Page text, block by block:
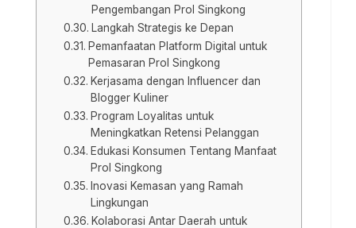
Pengembangan Prol Singkong
Langkah Strategis ke Depan
Pemanfaatan Platform Digital untuk
Pemasaran Prol Singkong
Kerjasama dengan Influencer dan
Blogger Kuliner
Program Loyalitas untuk
Meningkatkan Retensi Pelanggan
Edukasi Konsumen Tentang Manfaat
Prol Singkong
Inovasi Kemasan yang Ramah
Lingkungan
Kolaborasi Antar Daerah untuk